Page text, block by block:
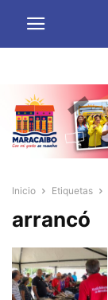
Inicio Etiquetas
arrancó